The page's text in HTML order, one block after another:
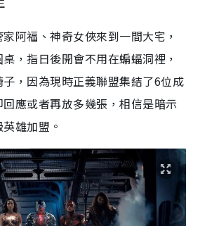
阿福、神奇女俠來到一間大宅，
，指日後開會不用在蝙蝠洞裡，
，因為現時正義聯盟集結了6位成
應或者再放多幾張，相信是暗示
雄加盟。